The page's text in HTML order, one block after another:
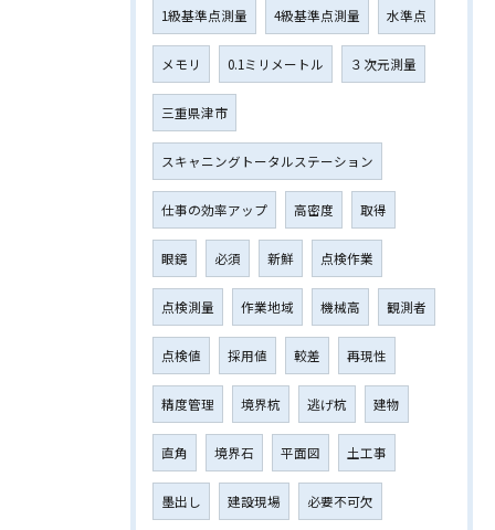
1級基準点測量 4級基準点測量 水準点
メモリ 0.1ミリメートル ３次元測量
三重県津市
スキャニングトータルステーション
仕事の効率アップ 高密度 取得
眼鏡 必須 新鮮 点検作業
点検測量 作業地域 機械高 観測者
点検値 採用値 較差 再現性
精度管理 境界杭 逃げ杭 建物
直角 境界石 平面図 土工事
墨出し 建設現場 必要不可欠